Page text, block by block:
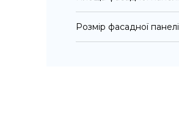
Розмір фасадної панелі